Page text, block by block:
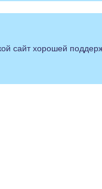
сайт хорошей